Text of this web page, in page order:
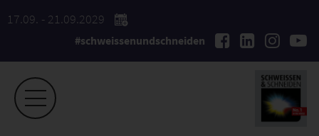
17.09. - 21.09.2029
#schweissenundschneiden